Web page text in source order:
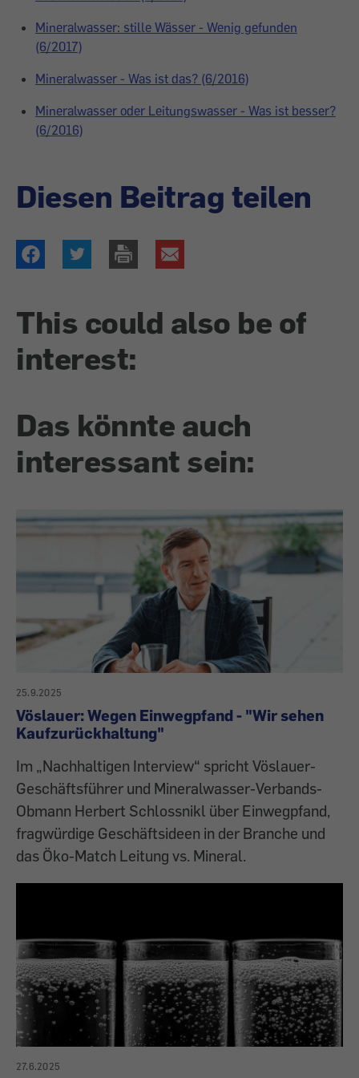
Mineralwasser: stille Wässer - Wenig gefunden
(6/2017)
Mineralwasser - Was ist das? (6/2016)
Mineralwasser oder Leitungswasser - Was ist besser?
(6/2016)
Diesen Beitrag teilen
This could also be of
interest:
Das könnte auch
interessant sein:
25.9.2025
Vöslauer: Wegen Einwegpfand - "Wir sehen
Kaufzurückhaltung"
Im „Nachhaltigen Interview“ spricht Vöslauer-
Geschäftsführer und Mineralwasser-Verbands-
Obmann Herbert Schlossnikl über Einwegpfand,
fragwürdige Geschäftsideen in der Branche und
das Öko-Match Leitung vs. Mineral.
27.6.2025